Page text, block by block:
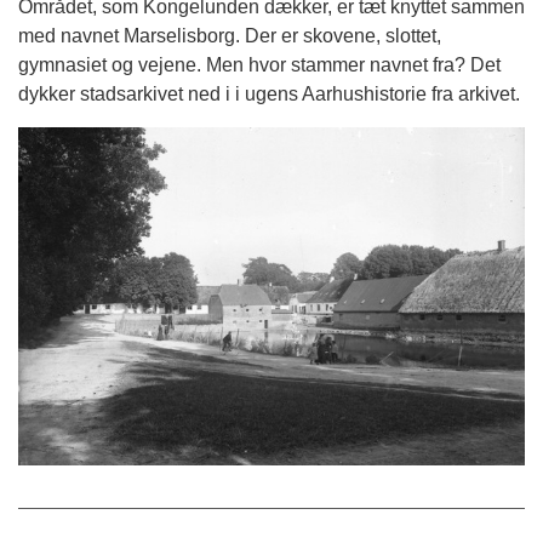
Området, som Kongelunden dækker, er tæt knyttet sammen
med navnet Marselisborg. Der er skovene, slottet,
gymnasiet og vejene. Men hvor stammer navnet fra? Det
dykker stadsarkivet ned i i ugens Aarhushistorie fra arkivet.